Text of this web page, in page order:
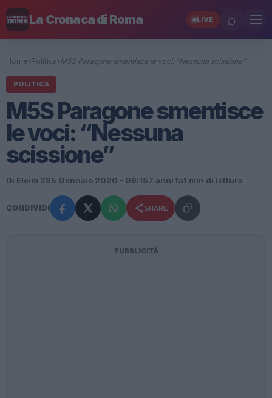
La Cronaca di Roma LIVE ⌕
Home› Politica› M5S Paragone smentisce le voci: “Nessuna scissione”
POLITICA
M5S Paragone smentisce
le voci: “Nessuna
scissione”
Di Eleim 285 Gennaio 2020 - 09:157 anni fa1 min di lettura
CONDIVIDI SHARE
PUBBLICITÀ